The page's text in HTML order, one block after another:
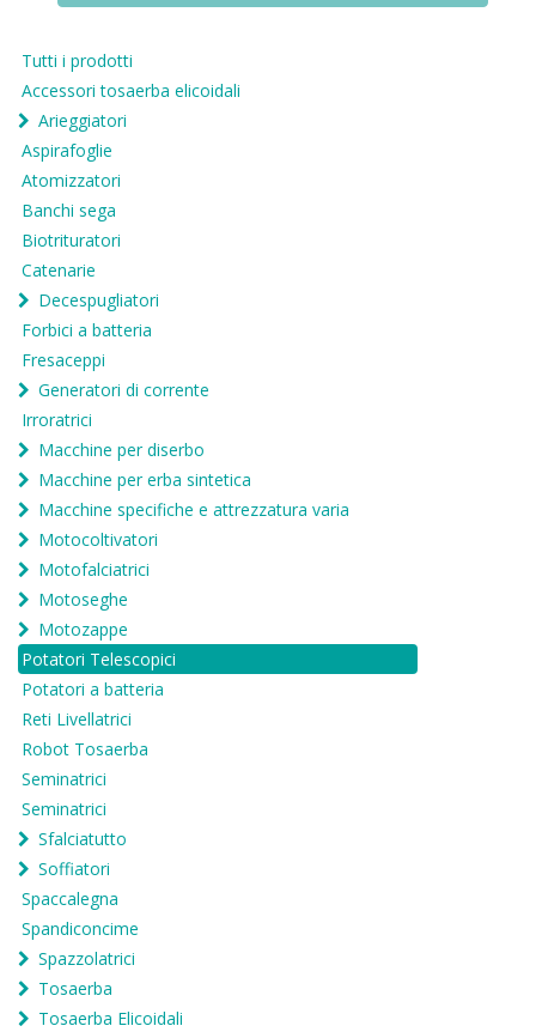
Tutti i prodotti
Accessori tosaerba elicoidali
Arieggiatori
Aspirafoglie
Atomizzatori
Banchi sega
Biotrituratori
Catenarie
Decespugliatori
Forbici a batteria
Fresaceppi
Generatori di corrente
Irroratrici
Macchine per diserbo
Macchine per erba sintetica
Macchine specifiche e attrezzatura varia
Motocoltivatori
Motofalciatrici
Motoseghe
Motozappe
Potatori Telescopici
Potatori a batteria
Reti Livellatrici
Robot Tosaerba
Seminatrici
Seminatrici
Sfalciatutto
Soffiatori
Spaccalegna
Spandiconcime
Spazzolatrici
Tosaerba
Tosaerba Elicoidali